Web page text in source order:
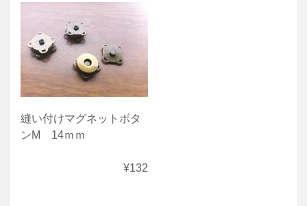
縫い付けマグネットボタ
ンM 14ｍｍ
¥132